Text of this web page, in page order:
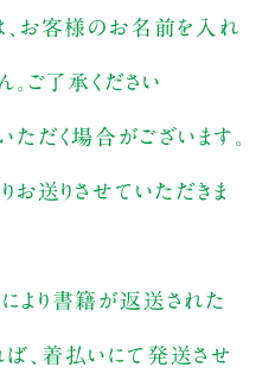
、お客様のお名前を入れ
。ご了承ください
だく場合がございます。
お送りさせていただきま
より書籍が返送された
、着払いにて発送させ